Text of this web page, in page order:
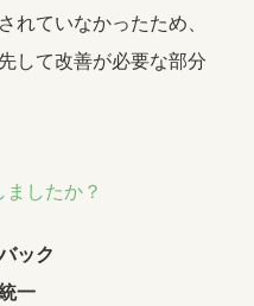
れていなかったため、
して改善が必要な部分
したか？
ック
一